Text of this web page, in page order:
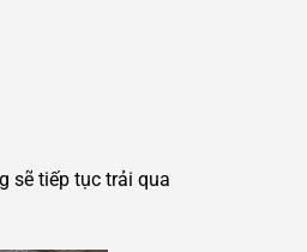
sẽ tiếp tục trải qua